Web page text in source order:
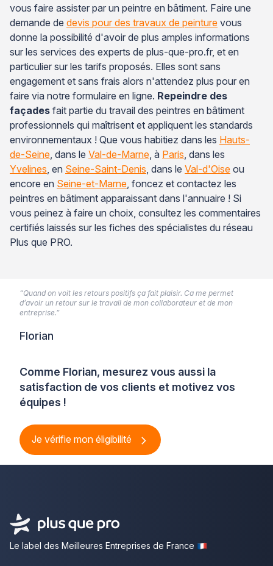
vous faire assister par un peintre en bâtiment. Faire une
demande de devis pour des travaux de peinture vous
donne la possibilité d'avoir de plus amples informations
sur les services des experts de plus-que-pro.fr, et en
particulier sur les tarifs proposés. Elles sont sans
engagement et sans frais alors n'attendez plus pour en
faire via notre formulaire en ligne. Repeindre des
façades fait partie du travail des peintres en bâtiment
professionnels qui maîtrisent et appliquent les standards
environnementaux ! Que vous habitiez dans les Hauts-
de-Seine , dans le Val-de-Marne , à Paris , dans les
Yvelines , en Seine-Saint-Denis , dans le Val-d'Oise ou
encore en Seine-et-Marne , foncez et contactez les
peintres en bâtiment apparaissant dans l'annuaire ! Si
vous peinez à faire un choix, consultez les commentaires
certifiés laissés sur les fiches des spécialistes du réseau
Plus que PRO.
Comme Florian, mesurez vous aussi la
satisfaction de vos clients et motivez vos
équipes !
Je vérifie mon éligibilité
“Quand on voit les retours positifs ça fait plaisir. Ca me permet
d’avoir un retour sur le travail de mon collaborateur et de mon
entreprise.”
Florian
Le label des Meilleures Entreprises de France